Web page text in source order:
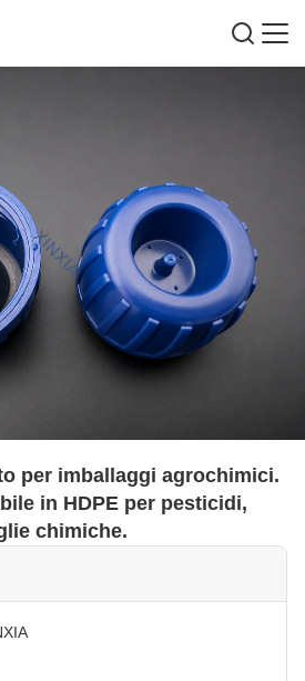
per imballaggi agrochimici.
in HDPE per pesticidi,
chimiche.